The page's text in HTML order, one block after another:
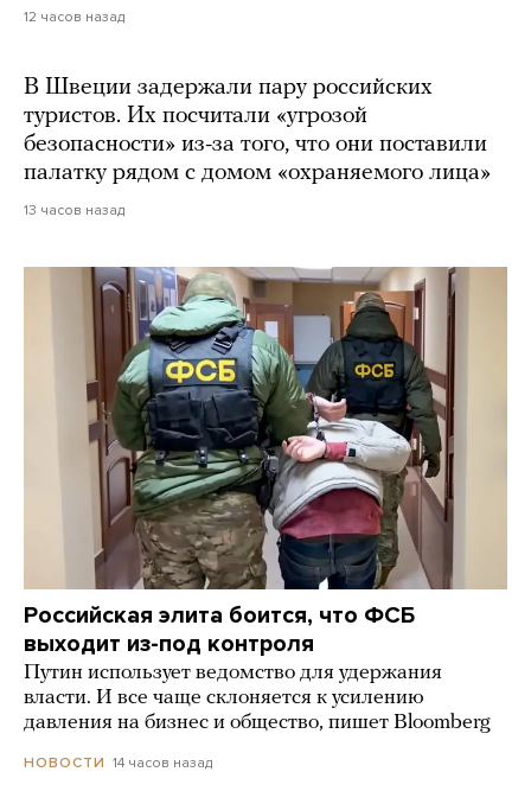
12 часов назад
В Швеции задержали пару российских
туристов. Их посчитали «угрозой
безопасности» из-за того, что они поставили
палатку рядом с домом «охраняемого лица»
13 часов назад
Российская элита боится, что ФСБ
выходит из-под контроля
Путин использует ведомство для удержания
власти. И все чаще склоняется к усилению
давления на бизнес и общество, пишет Bloomberg
НОВОСТИ 14 часов назад